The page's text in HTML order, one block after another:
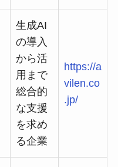
生成AI
の導入
から活
用まで
総合的
な支援
を求め
る企業
https://a
vilen.co
.jp/